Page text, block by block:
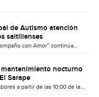
de Autismo atención
saltillenses
con Amor” continúa...
nocturno
Sarape
a partir de las 10:00 de la...